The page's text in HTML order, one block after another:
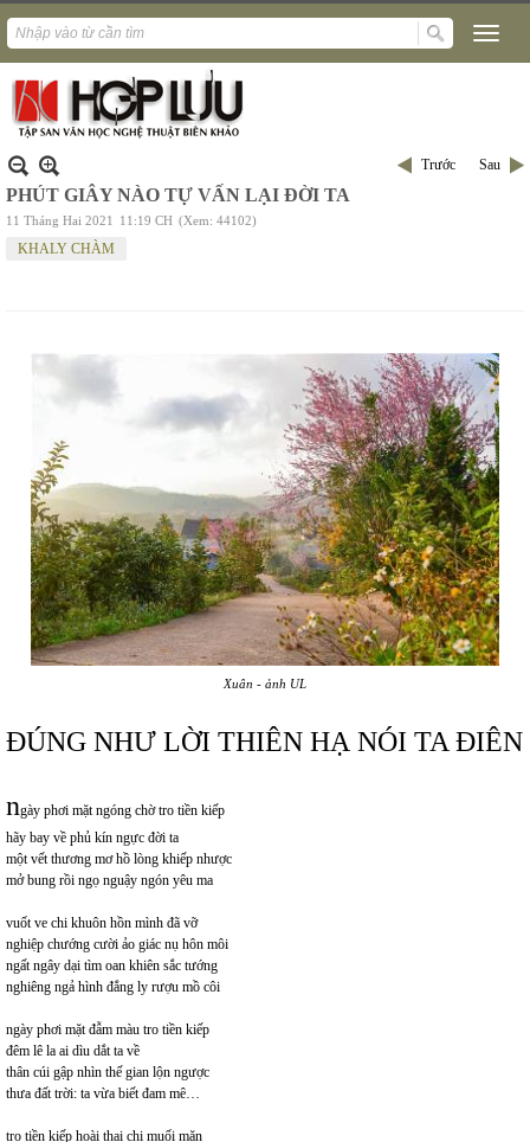
Trước Sau
PHÚT GIÂY NÀO TỰ VẤN LẠI ĐỜI TA
11 Tháng Hai 2021 11:19 CH (Xem: 44102)
KHALY CHÀM
Xuân - ảnh UL
ĐÚNG NHƯ LỜI THIÊN HẠ NÓI TA ĐIÊN
ngày phơi mặt ngóng chờ tro tiền kiếp
hãy bay về phủ kín ngực đời ta
một vết thương mơ hồ lòng khiếp nhược
mở bung rồi ngọ nguậy ngón yêu ma
vuốt ve chi khuôn hồn mình đã vỡ
nghiệp chướng cười ảo giác nụ hôn môi
ngất ngây dại tìm oan khiên sắc tướng
nghiêng ngả hình đắng ly rượu mồ côi
ngày phơi mặt đẫm màu tro tiền kiếp
đêm lê la ai dìu dắt ta về
thân cúi gập nhìn thế gian lộn ngược
thưa đất trời: ta vừa biết đam mê…
tro tiền kiếp hoài thai chi muối mặn